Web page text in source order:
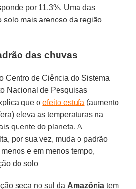
por 11,3%. Uma das
solo mais arenoso da região
das chuvas
Centro de Ciência do Sistema
Nacional de Pesquisas
que oefeito estufa (aumento
eleva as temperaturas na
quente do planeta. A
por sua vez, muda o padrão
e em menos tempo,
do solo.
seca no sul da Amazônia tem